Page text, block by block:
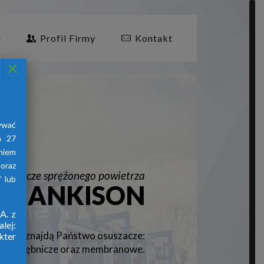
Profil Firmy Kontakt
sprężonego powietrza
HANKISON
znajdą Państwo osuszacze:
ziębnicze oraz membranowe.
27
lub
z
×